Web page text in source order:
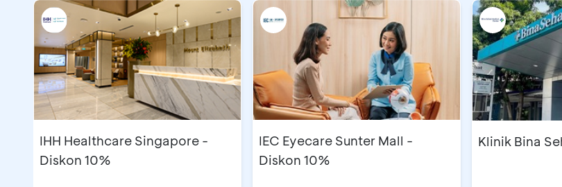
IHH Healthcare Singapore -
Diskon 10%
IEC Eyecare Sunter Mall -
Diskon 10%
Klinik Bina